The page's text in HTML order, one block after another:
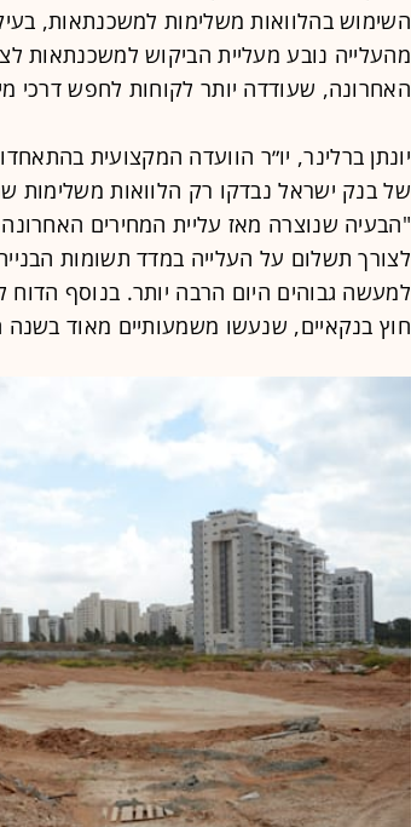
השימוש בהלוואות משלימות למשכנתאות,
מהעלייה נובע מעליית הביקוש למשכנתאות
האחרונה, שעודדה יותר לקוחות לחפש דרכי
יונתן ברלינר, יו״ר הוועדה המקצועית
של בנק ישראל נבדקו רק הלוואות משלימות
"הבעיה שנוצרה מאז עליית המחירים
לצורך תשלום על העלייה במדד תשומות
למעשה גבוהים היום הרבה יותר. בנוסף הדוח
חוץ בנקאיים, שנעשו משמעותיים מאוד